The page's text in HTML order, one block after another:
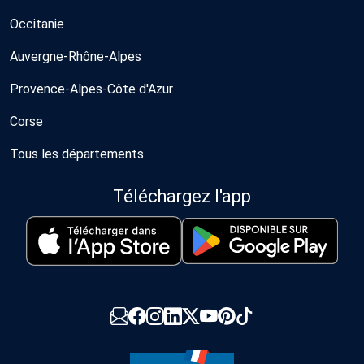
Occitanie
Auvergne-Rhône-Alpes
Provence-Alpes-Côte d'Azur
Corse
Tous les départements
Téléchargez l'app